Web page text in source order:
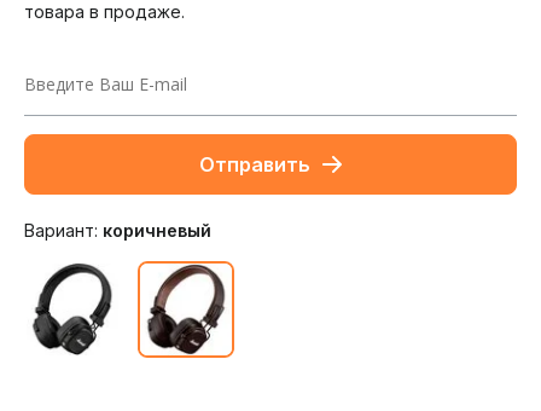
товара в продаже.
Отправить
Вариант: коричневый